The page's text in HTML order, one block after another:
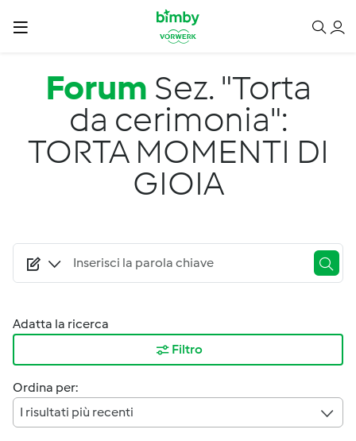
Salta al contenuto principale
Forum Sez. "Torta
da cerimonia":
TORTA MOMENTI DI
GIOIA
Adatta la ricerca
Filtro
Ordina per:
I risultati più recenti